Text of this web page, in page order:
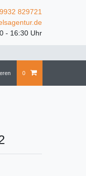
829721
- 16:30 Uhr
0